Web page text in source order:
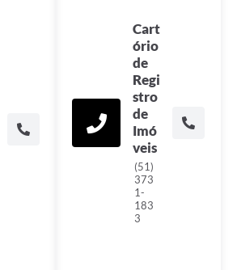
Cart
ório
de
Regi
stro
de
Imó
veis
(51)
373
1-
183
3